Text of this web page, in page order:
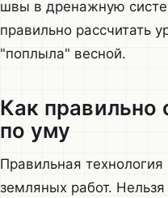
швы в дренажную
правильно рассчитать
"поплыла" весной.
Как правильно
по уму
Правильная
земляных работ.